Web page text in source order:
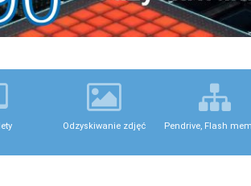
Odzyskiwanie zdjęć Pendrive, Flash